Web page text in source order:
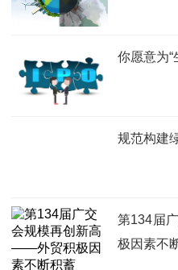
你愿意为“
规范构建
第134届
极因素不